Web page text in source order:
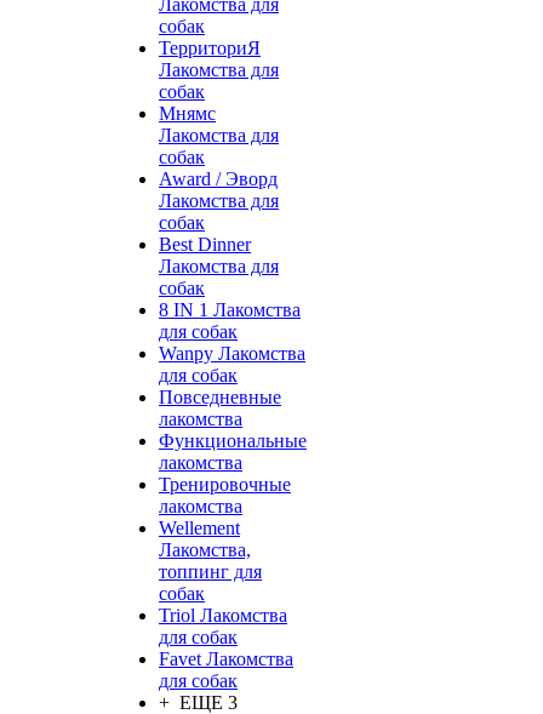
Лакомства для
собак
ТерриториЯ
Лакомства для
собак
Мнямс
Лакомства для
собак
Award / Эворд
Лакомства для
собак
Best Dinner
Лакомства для
собак
8 IN 1 Лакомства
для собак
Wanpy Лакомства
для собак
Повседневные
лакомства
Функциональные
лакомства
Тренировочные
лакомства
Wellement
Лакомства,
топпинг для
собак
Triol Лакомства
для собак
Favet Лакомства
для собак
+ ЕЩЕ 3